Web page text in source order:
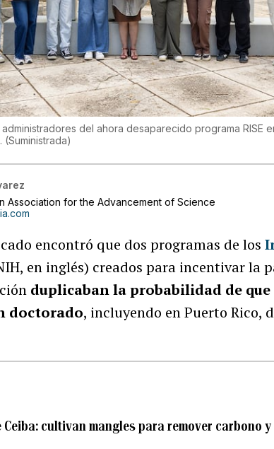
del ahora desaparecido programa RISE
(Suministrada)
Association for the Advancement of Science
encontró que dos programas de los
en inglés) creados para incentivar la
duplicaban la probabilidad de
doctorado, incluyendo en Puerto Rico,
Ceiba: cultivan mangles para remover carbono